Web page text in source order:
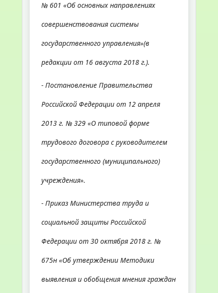
№ 601 «Об основных направлениях
совершенствования системы
государственного управления»(в
редакции от 16 августа 2018 г.).
- Постановление Правительства
Российской Федерации от 12 апреля
2013 г. № 329 «О типовой форме
трудового договора с руководителем
государственного (муниципального)
учреждения».
- Приказ Министерства труда и
социальной защиты Российской
Федерации от 30 октября 2018 г. №
675н «Об утверждении Методики
выявления и обобщения мнения граждан